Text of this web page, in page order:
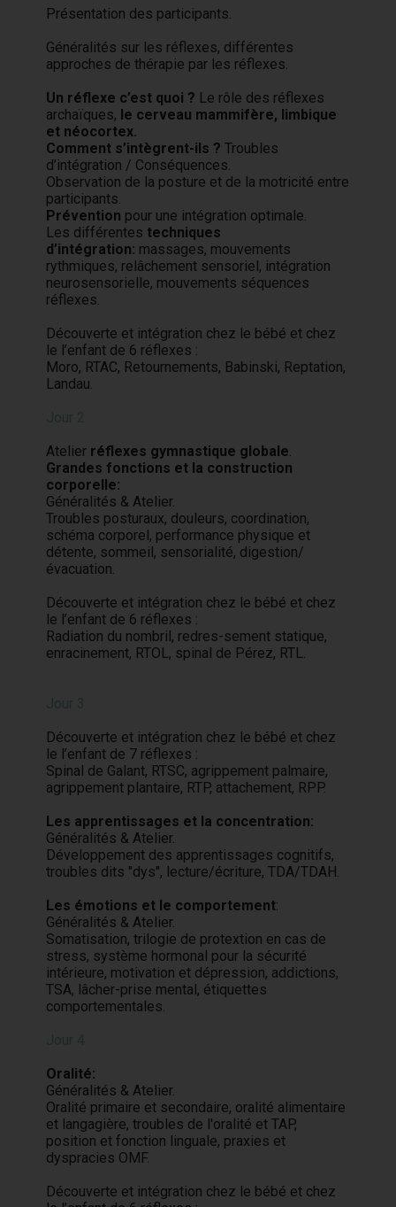
Présentation des participants.
Généralités sur les réflexes, différentes
approches de thérapie par les réflexes.
Un réflexe c’est quoi ? Le rôle des réflexes
archaïques, le cerveau mammifère, limbique
et néocortex.
Comment s’intègrent-ils ?Troubles
d’intégration / Conséquences.
Observation de la posture et de la motricité entre
participants.
Prévention pour une intégration optimale.
Les différentes techniques
d’intégration: massages, mouvements
rythmiques, relâchement sensoriel, intégration
neurosensorielle, mouvements séquences
réflexes.
Découverte et intégration chez le bébé et chez
le l’enfant de 6 réflexes :
Moro, RTAC, Retournements, Babinski, Reptation,
Landau.
Jour 2
Atelier réflexes gymnastique globale.
Grandes fonctions et la construction
corporelle:
Généralités & Atelier.
Troubles posturaux, douleurs, coordination,
schéma corporel, performance physique et
détente, sommeil, sensorialité, digestion/
évacuation.
Découverte et intégration chez le bébé et chez
le l’enfant de 6 réflexes :
Radiation du nombril, redres-sement statique,
enracinement, RTOL, spinal de Pérez, RTL.
Jour 3
Découverte et intégration chez le bébé et chez
le l’enfant de 7 réflexes :
Spinal de Galant, RTSC, agrippement palmaire,
agrippement plantaire, RTP, attachement, RPP.
Les apprentissages et la concentration:
Généralités & Atelier.
Développement des apprentissages cognitifs,
troubles dits "dys", lecture/écriture, TDA/TDAH.
Les émotions et le comportement:
Généralités & Atelier.
Somatisation, trilogie de protextion en cas de
stress, système hormonal pour la sécurité
intérieure, motivation et dépression, addictions,
TSA, lâcher-prise mental, étiquettes
comportementales.
Jour 4
Oralité:
Généralités & Atelier.
Oralité primaire et secondaire, oralité alimentaire
et langagière, troubles de l'oralité et TAP,
position et fonction linguale, praxies et
dyspracies OMF.
Découverte et intégration chez le bébé et chez